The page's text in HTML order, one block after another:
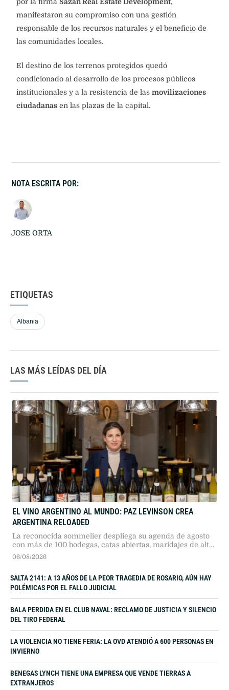
por la firma Sazan Real Estate Development,
manifestaron su compromiso con una gestión
responsable de los recursos naturales y el beneficio de
las comunidades locales.
El destino de los terrenos protegidos quedó
condicionado al desarrollo de los procesos públicos
institucionales y a la resistencia de las movilizaciones
ciudadanas en las plazas de la capital.
NOTA ESCRITA POR:
JOSE ORTA
ETIQUETAS
Albania
LAS MÁS LEÍDAS DEL DÍA
EL VINO ARGENTINO AL MUNDO: PAZ LEVINSON CREA
ARGENTINA RELOADED
La reconocida sommelier despliega su agenda de agosto
con más de 100 bodegas, catas abiertas, maridajes de alta
gama y etiquetas inéditas.
06/08/2026
SALTA 2141: A 13 AÑOS DE LA PEOR TRAGEDIA DE ROSARIO, AÚN HAY
POLÉMICAS POR EL FALLO JUDICIAL
BALA PERDIDA EN EL CLUB NAVAL: RECLAMO DE JUSTICIA Y SILENCIO
DEL TIRO FEDERAL
LA VIOLENCIA NO TIENE FERIA: LA OVD ATENDIÓ A 600 PERSONAS EN
INVIERNO
BENEGAS LYNCH TIENE UNA EMPRESA QUE VENDE TIERRAS A
EXTRANJEROS